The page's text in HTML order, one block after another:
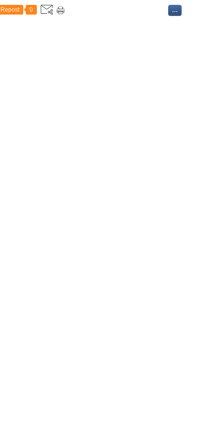
Repost 0 …